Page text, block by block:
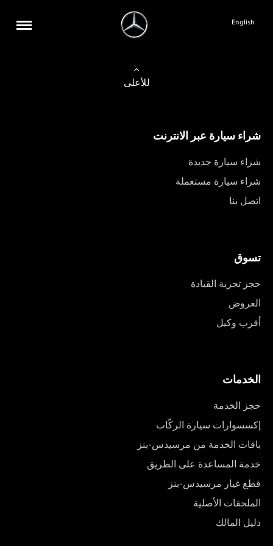
English
للأعلى
شراء سيارة عبر الانترنت
شراء سيارة جديدة
شراء سيارة مستعملة
اتصل بنا
تسوق
حجز تجربة القيادة
العروض
أقرب وكيل
الخدمات
حجز الخدمة
إكسسوارات سيارة الركّاب
باقات الخدمة من مرسيدس-بنز
خدمة المساعدة على الطريق
قطع غيار مرسيدس-بنز
الملحقات الأصلية
دليل المالك